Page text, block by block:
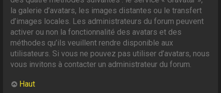
la galerie d’avatars, les images distantes ou le transfert
d’images locales. Les administrateurs du forum peuvent
activer ou non la fonctionnalité des avatars et des
méthodes qu’ils veuillent rendre disponible aux
utilisateurs. Si vous ne pouvez pas utiliser d’avatars, nous
vous invitons à contacter un administrateur du forum.
Haut